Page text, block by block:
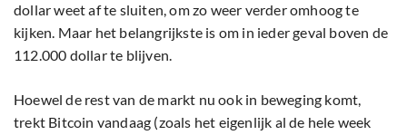
dollar weet af te sluiten, om zo weer verder omhoog te
kijken. Maar het belangrijkste is om in ieder geval boven de
112.000 dollar te blijven.
Hoewel de rest van de markt nu ook in beweging komt,
trekt Bitcoin vandaag (zoals het eigenlijk al de hele week